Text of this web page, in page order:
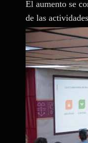
El aumento se
de las